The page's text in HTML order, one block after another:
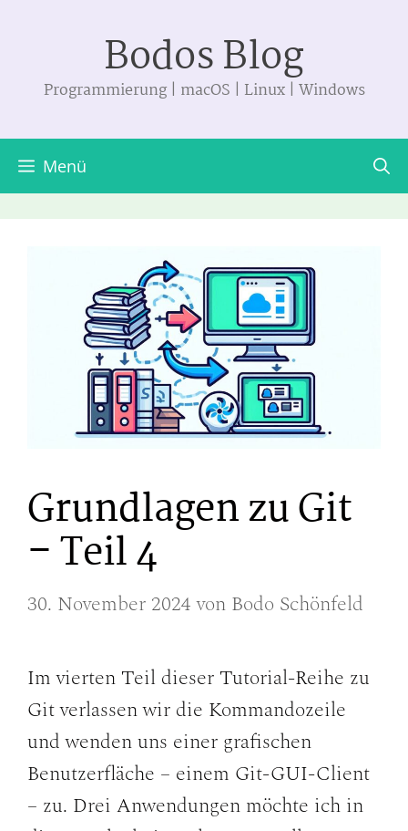
springen
Bodos Blog
Programmierung | macOS | Linux | Windows
Menü
Grundlagen zu Git
– Teil 4
30. November 2024 von Bodo Schönfeld
Im vierten Teil dieser Tutorial-Reihe zu
Git verlassen wir die Kommandozeile
und wenden uns einer grafischen
Benutzerfläche – einem Git-GUI-Client
– zu. Drei Anwendungen möchte ich in